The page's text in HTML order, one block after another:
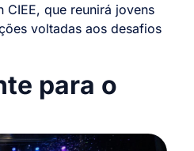
que reunirá jovens
voltadas aos desafios
para o